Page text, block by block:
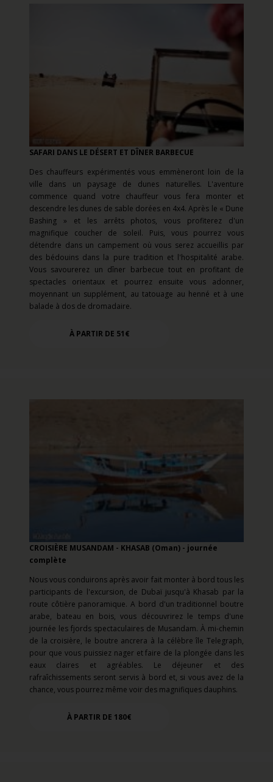
SAFARI DANS LE DÉSERT ET DÎNER BARBECUE
Des chauffeurs expérimentés vous emmèneront loin de la
ville dans un paysage de dunes naturelles. L'aventure
commence quand votre chauffeur vous fera monter et
descendre les dunes de sable dorées en 4x4. Après le « Dune
Bashing » et les arrêts photos, vous profiterez d'un
magnifique coucher de soleil. Puis, vous pourrez vous
détendre dans un campement où vous serez accueillis par
des bédouins dans la pure tradition et l'hospitalité arabe.
Vous savourerez un dîner barbecue tout en profitant de
spectacles orientaux et pourrez ensuite vous adonner,
moyennant un supplément, au tatouage au henné et à une
balade à dos de dromadaire.
À PARTIR DE 51€
CROISIÈRE MUSANDAM - KHASAB (Oman) - journée
complète
Nous vous conduirons après avoir fait monter à bord tous les
participants de l'excursion, de Dubaï jusqu'à Khasab par la
route côtière panoramique. A bord d'un traditionnel boutre
arabe, bateau en bois, vous découvrirez le temps d'une
journée les fjords spectaculaires de Musandam. À mi-chemin
de la croisière, le boutre ancrera à la célèbre île Telegraph,
pour que vous puissiez nager et faire de la plongée dans les
eaux claires et agréables. Le déjeuner et des
rafraîchissements seront servis à bord et, si vous avez de la
chance, vous pourrez même voir des magnifiques dauphins.
À PARTIR DE 180€